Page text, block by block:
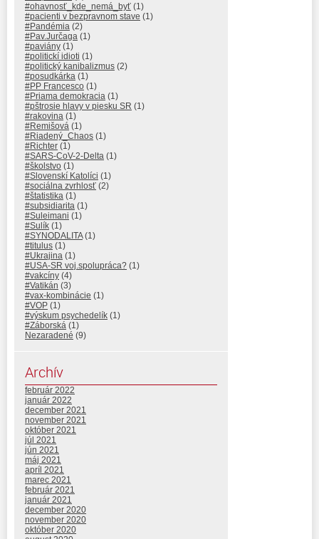
#ohavnosť_kde_nemá_byť (1)
#pacienti v bezpravnom stave (1)
#Pandémia (2)
#Pav.Jurčaga (1)
#paviány (1)
#politickí idioti (1)
#politický kanibalizmus (2)
#posudkárka (1)
#PP Francesco (1)
#Priama demokracia (1)
#pštrosie hlavy v piesku SR (1)
#rakovina (1)
#Remišová (1)
#Riadený_Chaos (1)
#Richter (1)
#SARS-CoV-2-Delta (1)
#školstvo (1)
#Slovenskí Katolíci (1)
#sociálna zvrhlosť (2)
#štatistika (1)
#subsidiarita (1)
#Suleimani (1)
#Sulík (1)
#SYNODALITA(1)
#titulus (1)
#Ukrajina (1)
#USA-SR voj.spolupráca? (1)
#vakcíny (4)
#Vatikán (3)
#vax-kombinácie (1)
#VOP (1)
#výskum psychedelík (1)
#Záborská (1)
Nezaradené (9)
Archív
február 2022
január 2022
december 2021
november 2021
október 2021
júl 2021
jún 2021
máj 2021
apríl 2021
marec 2021
február 2021
január 2021
december 2020
november 2020
október 2020